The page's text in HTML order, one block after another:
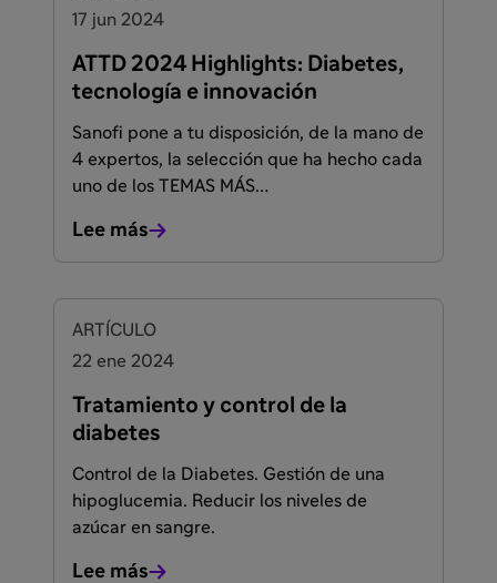
17 jun 2024
ATTD 2024 Highlights: Diabetes,
tecnología e innovación
Sanofi pone a tu disposición, de la mano de
4 expertos, la selección que ha hecho cada
uno de los TEMAS MÁS
2024.
Lee más
ARTÍCULO
22 ene 2024
Tratamiento y control de la
diabetes
Control de la Diabetes. Gestión de una
hipoglucemia. Reducir los niveles de
azúcar en sangre.
Lee más